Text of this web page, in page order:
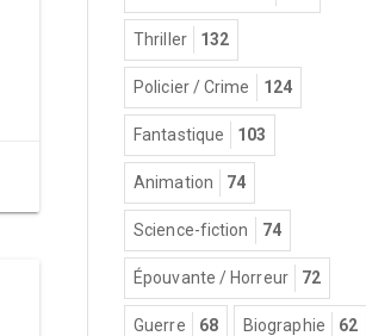
Thriller 132
Policier / Crime 124
Fantastique 103
Animation 74
Science-fiction 74
Épouvante / Horreur 72
Guerre 68 Biographie 62